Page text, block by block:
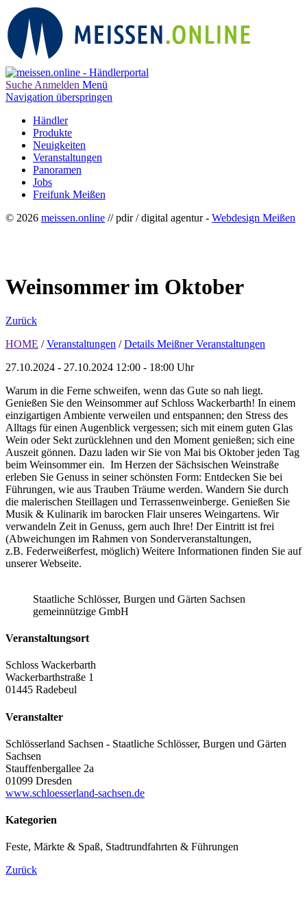
Suche Anmelden Menü
Navigation überspringen
Händler
Produkte
Neuigkeiten
Veranstaltungen
Panoramen
Jobs
Freifunk Meißen
© 2026 meissen.online // pdir / digital agentur - Webdesign Meißen
Weinsommer im Oktober
Zurück
HOME / Veranstaltungen / Details Meißner Veranstaltungen
27.10.2024 - 27.10.2024 12:00 - 18:00 Uhr
Warum in die Ferne schweifen, wenn das Gute so nah liegt.
Genießen Sie den Weinsommer auf Schloss Wackerbarth! In einem
einzigartigen Ambiente verweilen und entspannen; den Stress des
Alltags für einen Augenblick vergessen; sich mit einem guten Glas
Wein oder Sekt zurücklehnen und den Moment genießen; sich eine
Auszeit gönnen. Dazu laden wir Sie von Mai bis Oktober jeden Tag
beim Weinsommer ein. Im Herzen der Sächsischen Weinstraße
erleben Sie Genuss in seiner schönsten Form: Entdecken Sie bei
Führungen, wie aus Trauben Träume werden. Wandern Sie durch
die malerischen Steillagen und Terrassenweinberge. Genießen Sie
Musik & Kulinarik im barocken Flair unseres Weingartens. Wir
verwandeln Zeit in Genuss, gern auch Ihre! Der Eintritt ist frei
(Abweichungen im Rahmen von Sonderveranstaltungen,
z.B. Federweißerfest, möglich) Weitere Informationen finden Sie auf
unserer Webseite.
Staatliche Schlösser, Burgen und Gärten Sachsen
gemeinnützige GmbH
Veranstaltungsort
Schloss Wackerbarth
Wackerbarthstraße 1
01445 Radebeul
Veranstalter
Schlösserland Sachsen - Staatliche Schlösser, Burgen und Gärten
Sachsen
Stauffenbergallee 2a
01099 Dresden
www.schloesserland-sachsen.de
Kategorien
Feste, Märkte & Spaß, Stadtrundfahrten & Führungen
Zurück